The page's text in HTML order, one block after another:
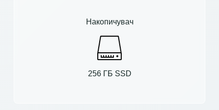
Накопичувач
256 ГБ SSD